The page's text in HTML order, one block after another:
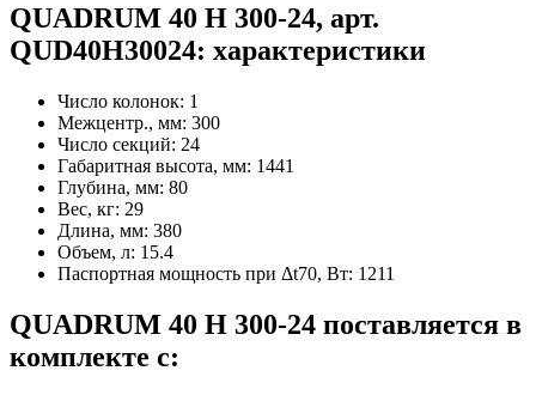
QUADRUM 40 H 300-24, арт.
QUD40H30024: характеристики
Число колонок: 1
Межцентр., мм: 300
Число секций: 24
Габаритная высота, мм: 1441
Глубина, мм: 80
Вес, кг: 29
Длина, мм: 380
Объем, л: 15.4
Паспортная мощность при Δt70, Вт: 1211
QUADRUM 40 H 300-24 поставляется в
комплекте с: